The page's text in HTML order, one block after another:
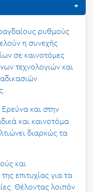
ρυθμούς
η συνεχής
σε καινοτόμες
τεχνολογιών και
και στην
και καινοτόμα
διαρκώς τα
και
επιτυχίας για τα
Θέλοντας λοιπόν